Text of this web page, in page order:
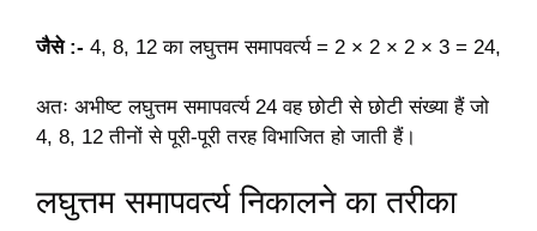
जैसे :- 4, 8, 12 का लघुत्तम समापवर्त्य = 2 × 2 × 2 × 3 = 24,
अतः अभीष्ट लघुत्तम समापवर्त्य 24 वह छोटी से छोटी संख्या हैं जो
4, 8, 12 तीनों से पूरी-पूरी तरह विभाजित हो जाती हैं।
लघुत्तम समापवर्त्य निकालने का तरीका